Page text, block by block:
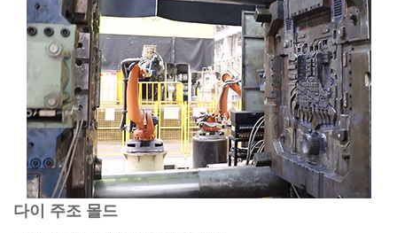
다이 주조 몰드